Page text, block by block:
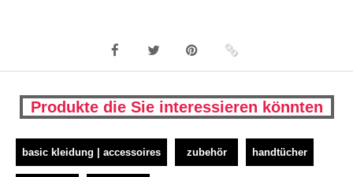
Produkte die Sie interessieren könnten
basic kleidung | accessoires zubehör handtücher